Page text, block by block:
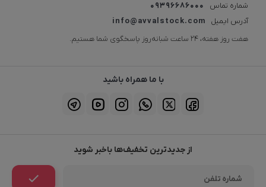
شماره تماس
09396686000
آدرس ایمیل
info@avvalstock.com
هفت روز هفته، ۲۴ ساعت شبانه‌روز پاسخگوی شما هستیم.
با ما همراه باشید
از جدیدترین تخفیف‌ها باخبر شوید